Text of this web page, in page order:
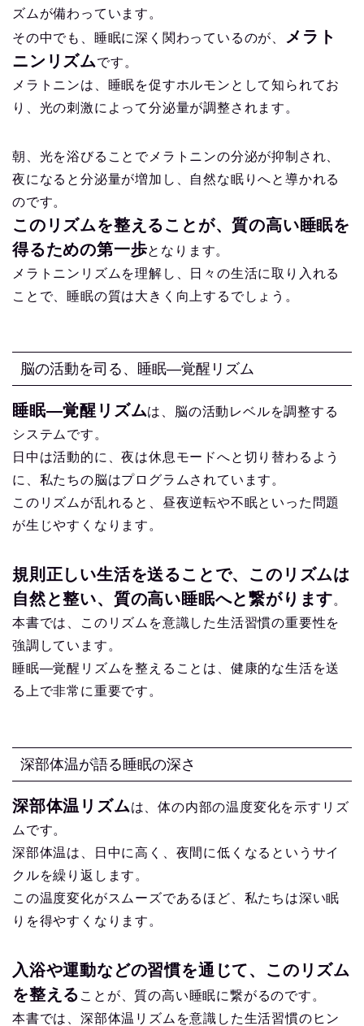
ズムが備わっています。
その中でも、睡眠に深く関わっているのが、
メラト
ニンリズムです。
メラトニンは、睡眠を促すホルモンとして知られてお
り、光の刺激によって分泌量が調整されます。
朝、光を浴びることでメラトニンの分泌が抑制され、
夜になると分泌量が増加し、自然な眠りへと導かれる
のです。
このリズムを整えることが、質の高い睡眠を
得るための第一歩となります。
メラトニンリズムを理解し、日々の生活に取り入れる
ことで、睡眠の質は大きく向上するでしょう。
脳の活動を司る、睡眠―覚醒リズム
睡眠―覚醒リズムは、脳の活動レベルを調整する
システムです。
日中は活動的に、夜は休息モードへと切り替わるよう
に、私たちの脳はプログラムされています。
このリズムが乱れると、昼夜逆転や不眠といった問題
が生じやすくなります。
規則正しい生活を送ることで、このリズムは
自然と整い、質の高い睡眠へと繋がります。
本書では、このリズムを意識した生活習慣の重要性を
強調しています。
睡眠―覚醒リズムを整えることは、健康的な生活を送
る上で非常に重要です。
深部体温が語る睡眠の深さ
深部体温リズムは、体の内部の温度変化を示すリズ
ムです。
深部体温は、日中に高く、夜間に低くなるというサイ
クルを繰り返します。
この温度変化がスムーズであるほど、私たちは深い眠
りを得やすくなります。
入浴や運動などの習慣を通じて、このリズム
を整える ことが、質の高い睡眠に繋がるのです。
本書では、深部体温リズムを意識した生活習慣のヒン